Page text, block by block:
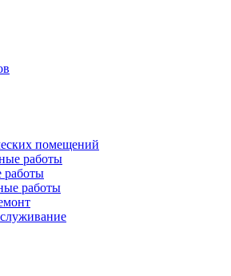
И почему всё больше
эти задачи
по порядку.
офиса
комплекс мероприятий,
на поддержание
систем и
в исправном
помещений
работы
работы
работы